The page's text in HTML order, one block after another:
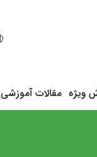
ویژه مقالات آموزشی